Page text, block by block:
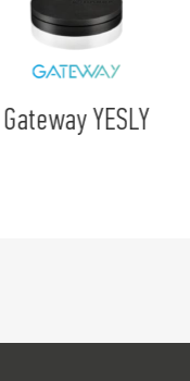
automatización de